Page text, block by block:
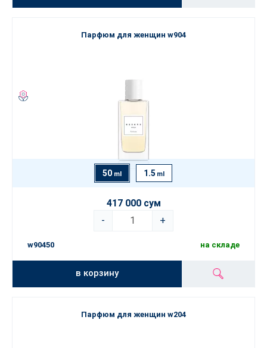
Парфюм для женщин w904
50 ml 1.5 ml
417 000 сум
-
+
w90450 на складе
в корзину
Парфюм для женщин w204